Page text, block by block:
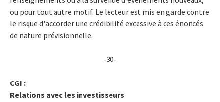
ou pour tout autre motif. Le lecteur est mis en garde contre
le risque d'accorder une crédibilité excessive à ces énoncés
de nature prévisionnelle.
-30-
CGI :
Relations avec les investisseurs